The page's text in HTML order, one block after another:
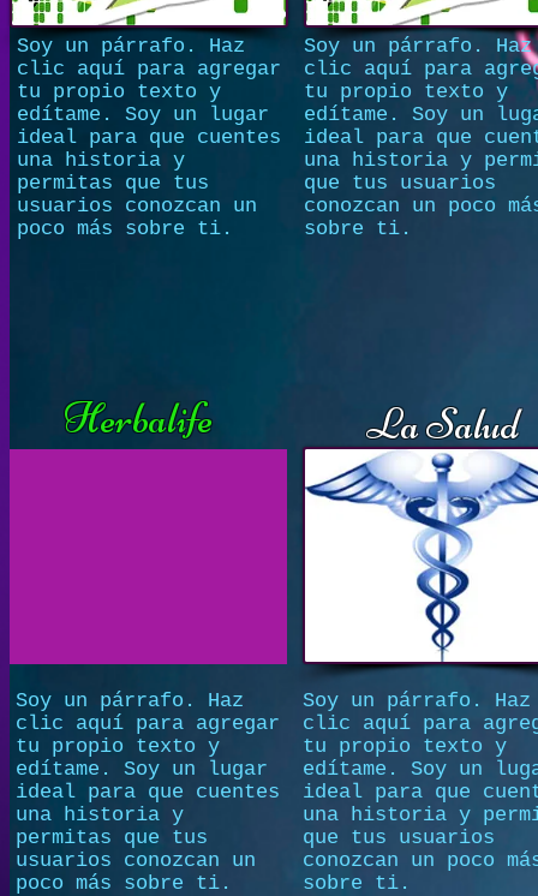
Soy un párrafo. Haz
clic aquí para agregar
tu propio texto y
edítame. Soy un lugar
ideal para que cuentes
una historia y
permitas que tus
usuarios conozcan un
poco más sobre ti.
Soy un párrafo. Haz
clic aquí para
tu propio texto y
edítame. Soy un
ideal para que
una historia y
que tus usuarios
conozcan un poco
sobre ti.
Soy un párrafo. Haz
clic aquí para
tu propio texto y
edítame. Soy un
ideal para que
una historia y
que tus usuarios
conozcan un poco
sobre ti.
Soy un párrafo. Haz
clic aquí para agregar
tu propio texto y
edítame. Soy un lugar
ideal para que cuentes
una historia y
permitas que tus
usuarios conozcan un
poco más sobre ti.
La Salud
Herbalife